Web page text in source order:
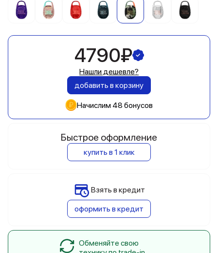
4790₽
Нашли дешевле?
добавить в корзину
Начислим 48 бонусов
Быстрое оформление
купить в 1 клик
Взять в кредит
оформить в кредит
Обменяйте свою